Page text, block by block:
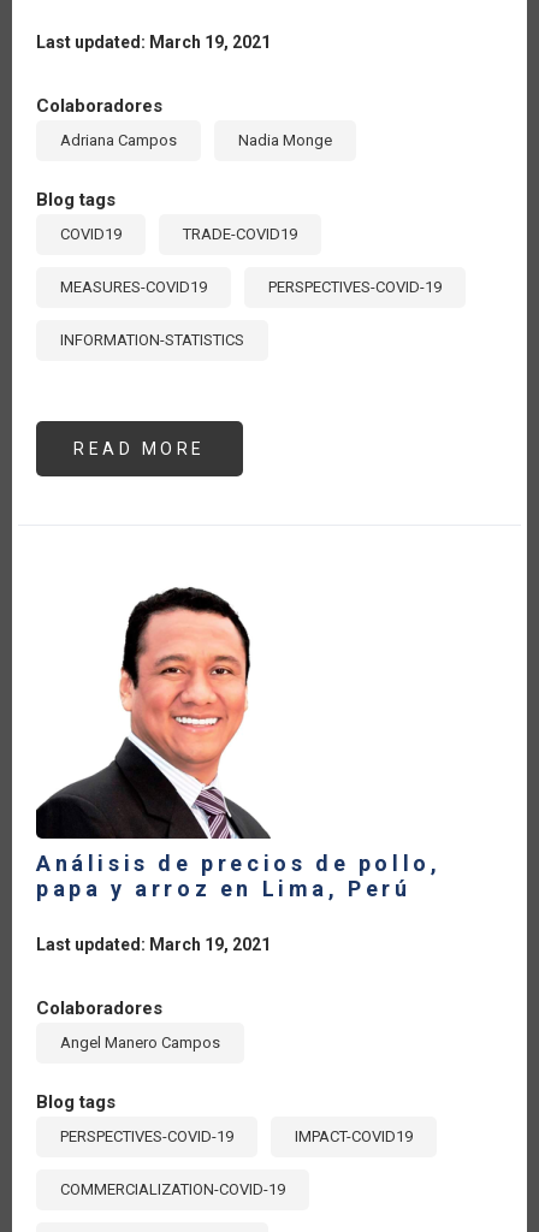
Last updated: March 19, 2021
Colaboradores
Adriana Campos Nadia Monge
Blog tags
COVID19 TRADE-COVID19
MEASURES-COVID19 PERSPECTIVES-COVID-19
INFORMATION-STATISTICS
READ MORE
Y
LA
SEGURIDAD
ALIMENTARIA
Y
EL
COMERCIO
AGRÍCOLA
DURANTE
LA
PANDEMIA
Análisis de precios de pollo,
papa y arroz en Lima, Perú
Last updated: March 19, 2021
Colaboradores
Angel Manero Campos
Blog tags
PERSPECTIVES-COVID-19 IMPACT-COVID19
COMMERCIALIZATION-COVID-19